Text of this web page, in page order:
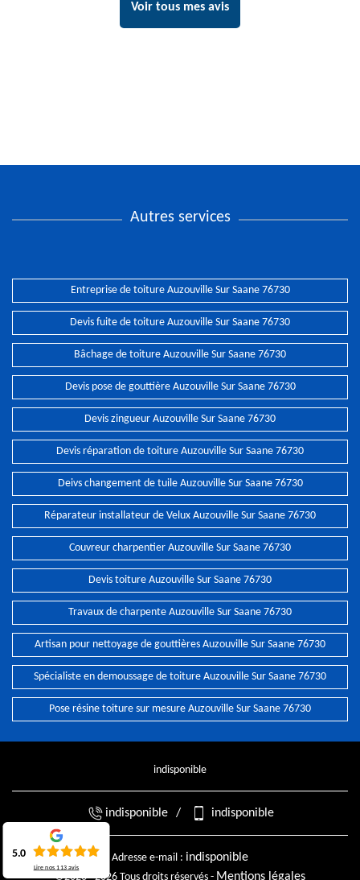
Voir tous mes avis
Autres services
Entreprise de toiture Auzouville Sur Saane 76730
Devis fuite de toiture Auzouville Sur Saane 76730
Bâchage de toiture Auzouville Sur Saane 76730
Devis pose de gouttière Auzouville Sur Saane 76730
Devis zingueur Auzouville Sur Saane 76730
Devis réparation de toiture Auzouville Sur Saane 76730
Deivs changement de tuile Auzouville Sur Saane 76730
Réparateur installateur de Velux Auzouville Sur Saane 76730
Couvreur charpentier Auzouville Sur Saane 76730
Devis toiture Auzouville Sur Saane 76730
Travaux de charpente Auzouville Sur Saane 76730
Artisan pour nettoyage de gouttières Auzouville Sur Saane 76730
Spécialiste en demoussage de toiture Auzouville Sur Saane 76730
Pose résine toiture sur mesure Auzouville Sur Saane 76730
indisponible
indisponible / indisponible
Adresse e-mail : indisponible
©2026 - 2026 Tous droits réservés - Mentions légales
5.0
Lire nos113 avis